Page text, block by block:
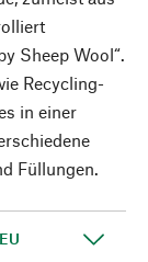
Sheep Wool“.
Recycling-
in einer
Füllungen.